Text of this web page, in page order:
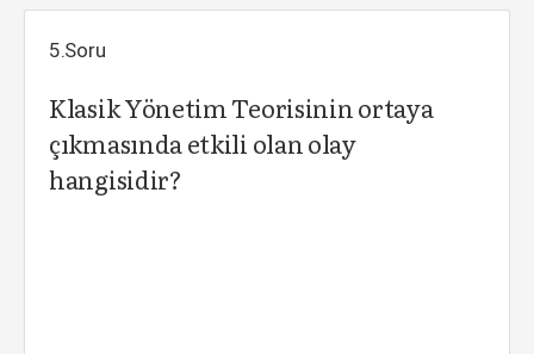
5.Soru
Klasik Yönetim Teorisinin ortaya
çıkmasında etkili olan olay
hangisidir?